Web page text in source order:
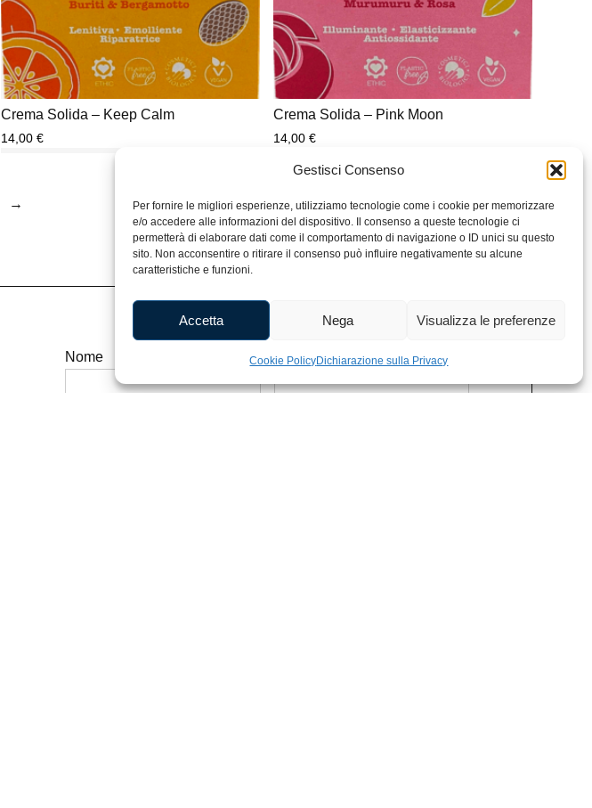
Gestisci Consenso
Per fornire le migliori esperienze, utilizziamo tecnologie come i cookie per memorizzare
e/o accedere alle informazioni del dispositivo. Il consenso a queste tecnologie ci
permetterà di elaborare dati come il comportamento di navigazione o ID unici su questo
sito. Non acconsentire o ritirare il consenso può influire negativamente su alcune
caratteristiche e funzioni.
Accetta Nega Visualizza le preferenze
Cookie PolicyDichiarazione sulla Privacy
Crema Solida – Keep Calm
14,00 €
Crema Solida – Pink Moon
14,00 €
→
Nome Cognome